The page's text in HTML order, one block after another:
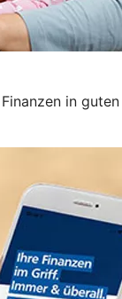
in guten